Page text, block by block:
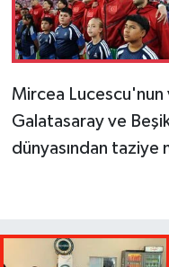
Mircea Lucescu'nun
Galatasaray ve
dünyasından taziye